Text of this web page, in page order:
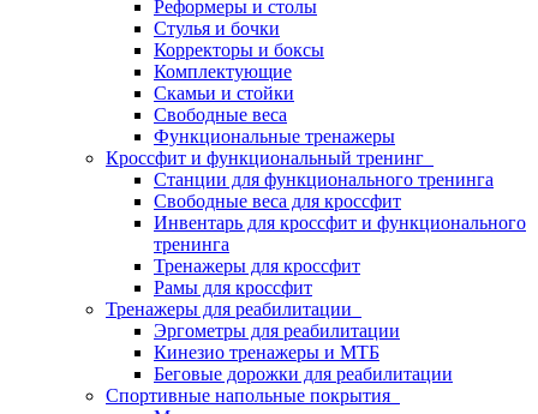
Реформеры и столы
Стулья и бочки
Корректоры и боксы
Комплектующие
Скамьи и стойки
Свободные веса
Функциональные тренажеры
Кроссфит и функциональный тренинг
Станции для функционального тренинга
Свободные веса для кроссфит
Инвентарь для кроссфит и функционального
тренинга
Тренажеры для кроссфит
Рамы для кроссфит
Тренажеры для реабилитации
Эргометры для реабилитации
Кинезио тренажеры и МТБ
Беговые дорожки для реабилитации
Спортивные напольные покрытия